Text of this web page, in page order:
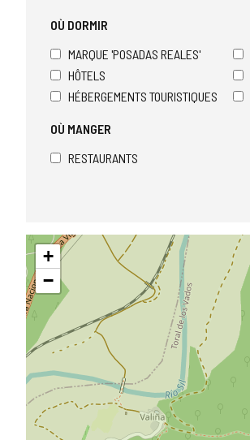
OÙ DORMIR
MARQUE 'POSADAS REALES'
HÔTELS
HÉBERGEMENTS TOURISTIQUES
OÙ MANGER
RESTAURANTS
Sauter
la
carte
+
−